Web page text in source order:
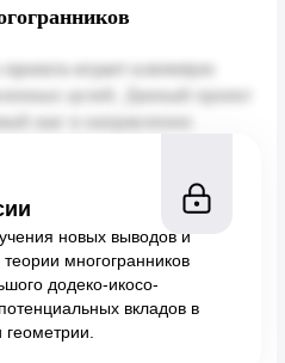
новых выводов и
многогранников
додеко-икосо-
вкладов в